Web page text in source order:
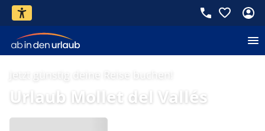
Jetzt günstig deine Reise buchen!
Urlaub Mollet del Vallés